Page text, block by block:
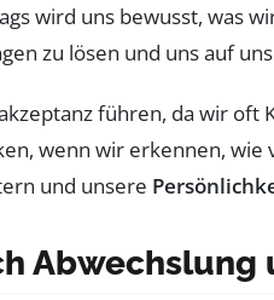
wird uns bewusst, was
zu lösen und uns auf
führen, da wir
wenn wir erkennen,
und unsere
Abwechslung